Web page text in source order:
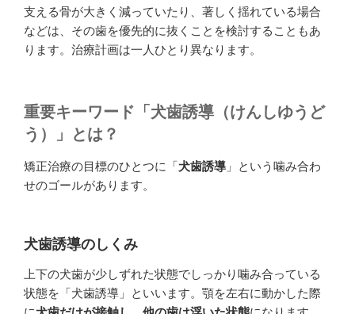
支える骨が大きく減っていたり、著しく揺れている場合
などは、その歯を優先的に抜くことを検討することもあ
ります。治療計画は一人ひとり異なります。
重要キーワード「犬歯誘導（けんしゆうど
う）」とは？
矯正治療の目標のひとつに「犬歯誘導 」という噛み合わ
せのゴールがあります。
犬歯誘導のしくみ
上下の犬歯が少しずれた状態でしっかり噛み合っている
状態を「犬歯誘導」といいます。顎を左右に動かした際